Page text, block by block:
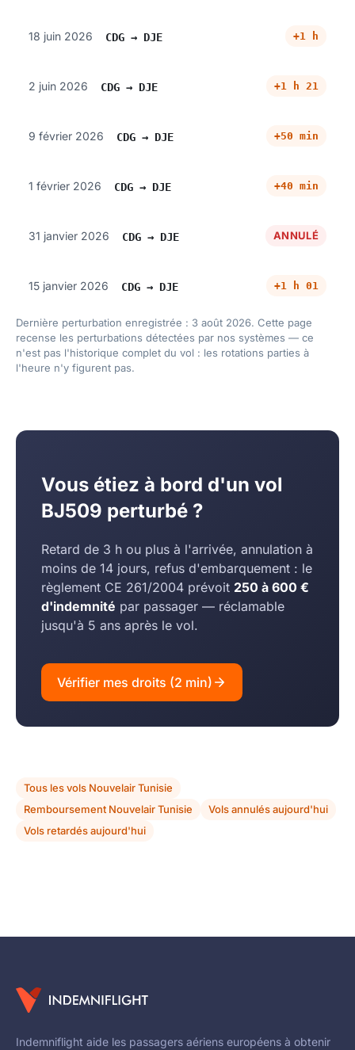
18 juin 2026 CDG → DJE +1 h
2 juin 2026 CDG → DJE +1 h 21
9 février 2026 CDG → DJE +50 min
1 février 2026 CDG → DJE +40 min
31 janvier 2026 CDG → DJE ANNULÉ
15 janvier 2026 CDG → DJE +1 h 01
Dernière perturbation enregistrée : 3 août 2026. Cette page
recense les perturbations détectées par nos systèmes — ce
n'est pas l'historique complet du vol : les rotations parties à
l'heure n'y figurent pas.
Vous étiez à bord d'un vol
BJ509 perturbé ?
Retard de 3 h ou plus à l'arrivée, annulation à
moins de 14 jours, refus d'embarquement : le
règlement CE 261/2004 prévoit 250 à 600 €
d'indemnité par passager — réclamable
jusqu'à 5 ans après le vol.
Vérifier mes droits (2 min)
Tous les vols Nouvelair Tunisie
Remboursement Nouvelair Tunisie
Vols annulés aujourd'hui
Vols retardés aujourd'hui
Indemniflight aide les passagers aériens européens à obtenir